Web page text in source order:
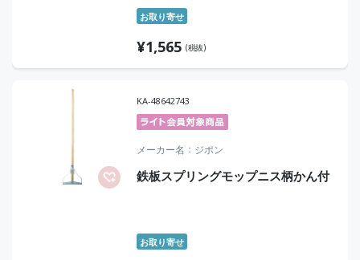
お取り寄せ
¥1,565 (税抜)
KA-48642743
メーカー名 ジポン
鉄板スプリングモップニス柄かん付
お取り寄せ